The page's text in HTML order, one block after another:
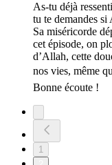
As-tu déjà
tu te demandes si
Sa miséricorde
cet épisode, on
d’Allah, cette
nos vies, même
Bonne écoute !
1